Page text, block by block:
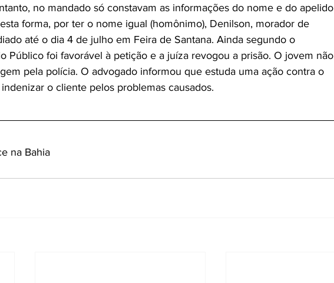
no mandado só constavam as informações do nome e do apelido
forma, por ter o nome igual (homônimo), Denilson, morador de
até o dia 4 de julho em Feira de Santana. Ainda segundo o
Público foi favorável à petição e a juíza revogou a prisão. O jovem não
pela polícia. O advogado informou que estuda uma ação contra o
o cliente pelos problemas causados.
na Bahia